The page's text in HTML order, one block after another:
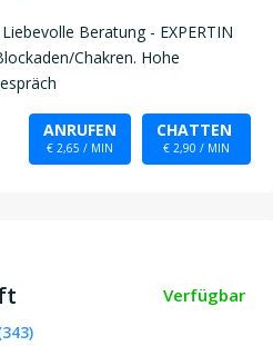
Beratung - EXPERTIN
Chakren. Hohe
ANRUFEN
€ 2,65 / MIN
CHATTEN
€ 2,90 / MIN
343)
Verfügbar